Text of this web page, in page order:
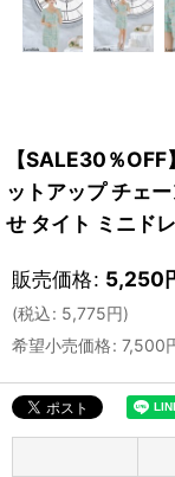
【SALE30％
ットアップ チェ
せ タイト ミニド
販売価格: 5,250
(税込: 5,775円)
希望小売価格: 7,500